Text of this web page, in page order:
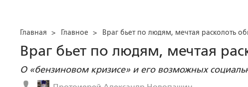
Главная > Главное > Враг бьет по людям, мечтая расколоть
Враг бьет по людям, мечтая
О «бензиновом кризисе» и его возможных